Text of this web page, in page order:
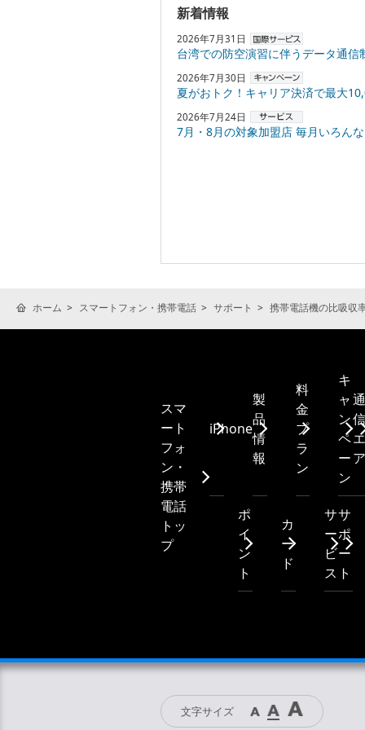
新着情報
2026年7月31日
台湾での防空演習に伴うデータ通信
2026年7月30日
夏がおトク！キャリア決済で最大10,000円
2026年7月24日
7月・8月の対象加盟店 毎月いろんなお店でPayPayポ
ホーム スマートフォン・携帯電話 サポート 携帯電話機の比吸収
スマ
ート
フォ
ン・
携帯
電話
トッ
プ
iPhone
製
品
情
報
料
金
プ
ラ
ン
キ
ャ
ン
ペ
ー
ン
ポ
イ
ン
ト
カ
ー
ド
サ
ー
ビ
ス
サ
ポ
ー
ト
文字サイズ